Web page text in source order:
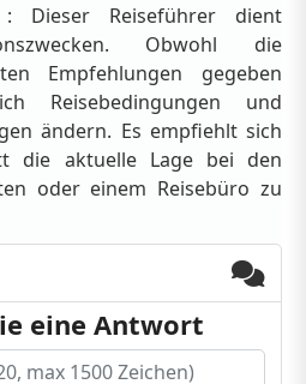
: Dieser Reiseführer dient
Obwohl die
Empfehlungen gegeben
Reisebedingungen und
ändern. Es empfiehlt sich
die aktuelle Lage bei den
oder einem Reisebüro zu
eine Antwort